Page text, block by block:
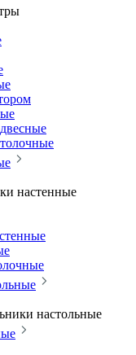
настенные
настольные